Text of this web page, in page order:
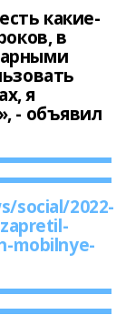
какие-
в
я
- объявил
social/2022-
mobilnye-